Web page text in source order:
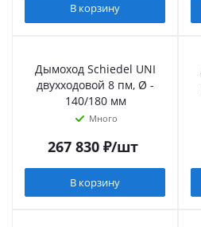
В корзину
Дымоход Schiedel UNI
двухходовой 8 пм, Ø -
140/180 мм
Много
267 830₽/шт
В корзину